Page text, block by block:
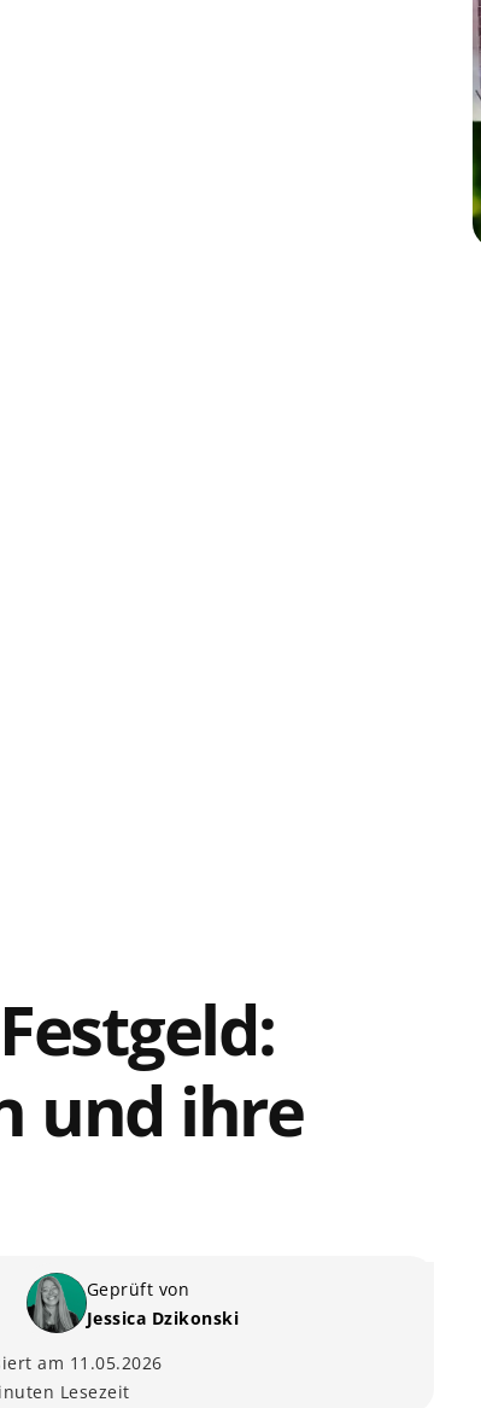
und ihre
Geprüft von
Jessica Dzikonski
am 11.05.2026
Lesezeit